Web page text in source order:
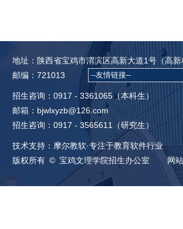
地址：陕西省宝鸡市渭滨区高新大道1号（高新
邮编：721013
招生咨询：0917 - 3361065（本科生）
邮箱：bjwlxyzb@126.com
招生咨询：0917 - 3565611（研究生）
技术支持：摩尔教软·专注于教育软件行业
版权所有 © 宝鸡文理学院招生办公室
网